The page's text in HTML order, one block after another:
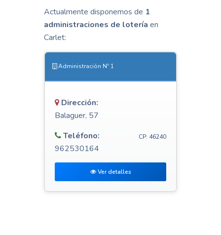
Actualmente disponemos de 1
administraciones de lotería en
Carlet:
Administración Nº 1
Dirección:
Balaguer, 57
CP: 46240
Teléfono:
962530164
Ver detalles